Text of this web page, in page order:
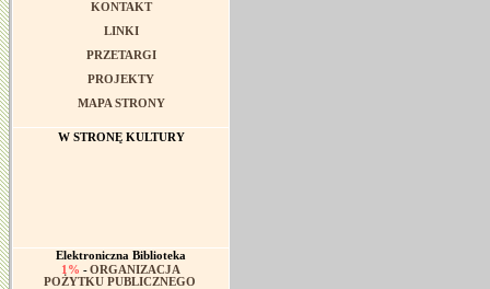
KONTAKT
LINKI
PRZETARGI
PROJEKTY
MAPA STRONY
W STRONĘ KULTURY
Elektroniczna Biblioteka
1% -ORGANIZACJA
POŻYTKU PUBLICZNEGO